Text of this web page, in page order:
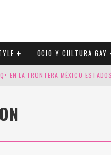
OCIO Y CULTURA GAY
EN LA FRONTERA MÉXICO-